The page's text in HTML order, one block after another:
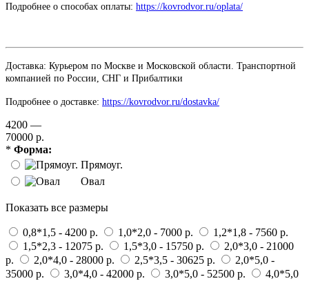
Подробнее о способах оплаты: https://kovrodvor.ru/oplata/
Доставка: Курьером по Москве и Московской области. Транспортной
компанией по России, СНГ и Прибалтики
Подробнее о доставке: https://kovrodvor.ru/dostavka/
4200 —
70000 р.
* Форма:
Прямоуг.
Овал
Показать все размеры
0,8*1,5 - 4200 р. 1,0*2,0 - 7000 р.
1,2*1,8 - 7560 р.
1,5*2,3 - 12075 р.
1,5*3,0 - 15750 р.
2,0*3,0 - 21000
р.
2,0*4,0 - 28000 р. 2,5*3,5 - 30625 р.
2,0*5,0 -
35000 р.
3,0*4,0 - 42000 р. 3,0*5,0 - 52500 р.
4,0*5,0